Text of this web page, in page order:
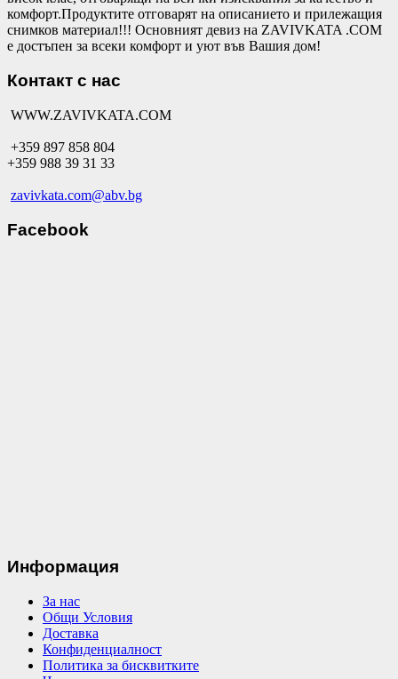
комфорт.Продуктите отговарят на описанието и прилежащия
снимков материал!!! Основният девиз на ZAVIVKATA .COM
е достъпен за всеки комфорт и уют във Вашия дом!
Контакт с нас
WWW.ZAVIVKATA.COM
+359 897 858 804
+359 988 39 31 33
zavivkata.com@abv.bg
Facebook
Информация
За нас
Общи Условия
Доставка
Конфиденциалност
Политика за бисквитките